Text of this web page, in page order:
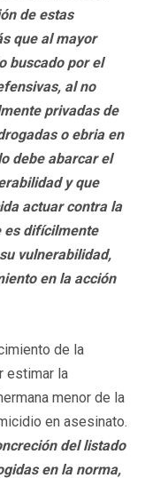
de estas
que al mayor
buscado por el
al no
privadas de
o ebria en
debe abarcar el
y que
actuar contra la
es difícilmente
vulnerabilidad,
en la acción
de la
estimar la
menor de la
en asesinato.
del listado
en la norma,